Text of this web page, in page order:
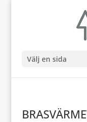
Välj en sida